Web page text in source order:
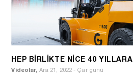
HEP BİRLİKTE NİCE 40 YILLARA
Videolar, Ara 21, 2022 - Çar günü